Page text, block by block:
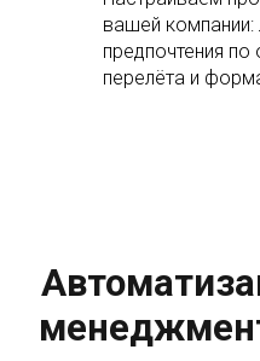
вашей компании:
предпочтения
перелёта и